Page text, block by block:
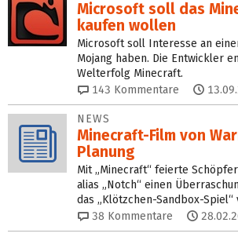
Microsoft soll das
kaufen wollen
Microsoft soll Interesse an
Mojang haben. Die Entwickler
Welterfolg Minecraft.
143 Kommentare
NEWS
Minecraft-Film von
Planung
Mit „Minecraft“ feierte
alias „Notch“ einen
das „Klötzchen-Sandbox-
38 Kommentare